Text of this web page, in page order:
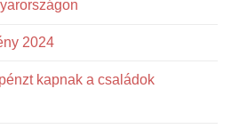
2024
kapnak a családok